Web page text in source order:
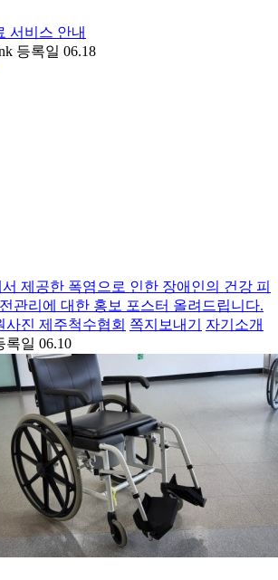
서비스 안내
등록일 06.18
제공한 폭염으로 인한 장애인의 건강 피
관리에 대한 홍보 포스터 올려드립니다.
제주척수협회 쪽지보내기
자기소개
록일 06.10